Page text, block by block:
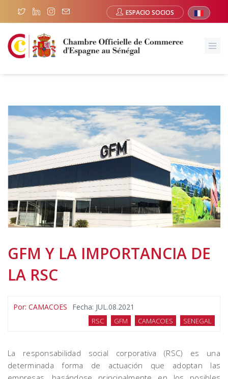
ESPACIO SOCIOS
GFM Y LA IMPORTANCIA DE
LA RSC
Por: CAMACOES Fecha: JUL.08.2021
RSC GFM CAMACOES SENEGAL
La responsabilidad social corporativa (RSC) es una
determinada forma de actuación que adoptan las